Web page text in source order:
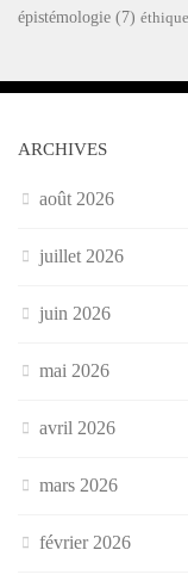
épistémologie (7) éthique
ARCHIVES
août 2026
juillet 2026
juin 2026
mai 2026
avril 2026
mars 2026
février 2026